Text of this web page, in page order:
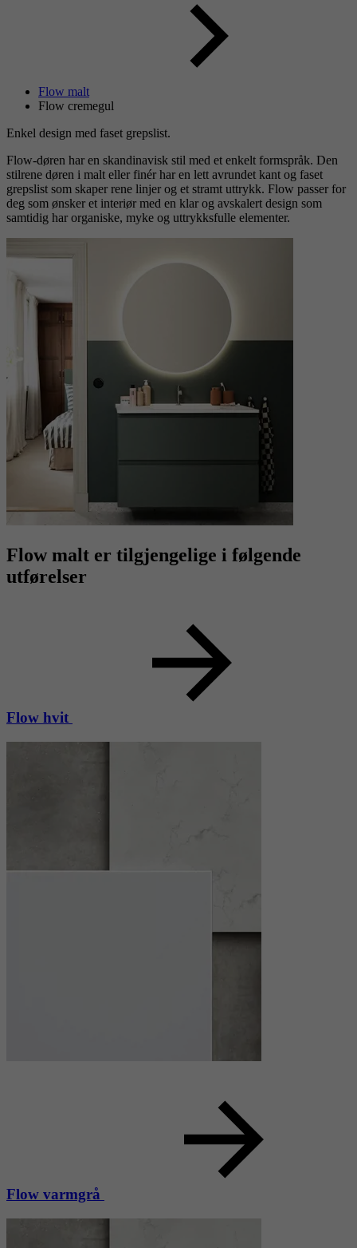
Flow malt
Flow cremegul
Enkel design med faset grepslist.
Flow-døren har en skandinavisk stil med et enkelt formspråk. Den
stilrene døren i malt eller finér har en lett avrundet kant og faset
grepslist som skaper rene linjer og et stramt uttrykk. Flow passer for
deg som ønsker et interiør med en klar og avskalert design som
samtidig har organiske, myke og uttrykksfulle elementer.
Flow malt er tilgjengelige i følgende
utførelser
Flow hvit
Flow varmgrå